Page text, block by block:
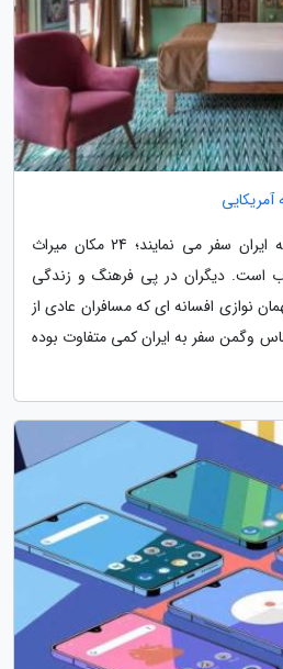
بعضی از مردم برای تاریخ به ایران سفر می نمایند؛ 24 مکان میراث
است. دیگران در پی فرهنگ و زندگی
نوازی افسانه ای که مسافران عادی از
وگمن سفر به ایران کمی متفاوت بوده